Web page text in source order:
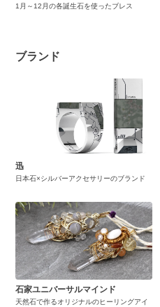
1月～12月の各誕生石を使ったブレス
ブランド
迅
日本石×シルバーアクセサリーのブランド
石家ユニバーサルマインド
天然石で作るオリジナルのヒーリングアイ